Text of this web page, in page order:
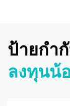
ป้ายกำ
ลงทุนน้